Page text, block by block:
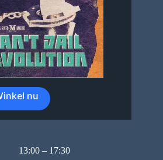
nu
13:00 – 17:30